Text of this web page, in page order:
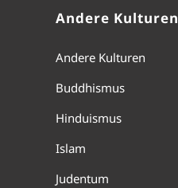
Andere Kulturen
Andere Kulturen
Buddhismus
Hinduismus
Islam
Judentum